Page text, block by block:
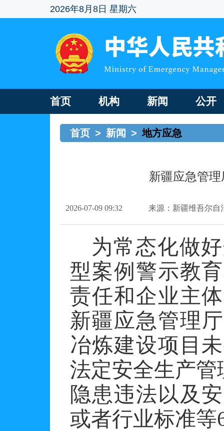
2026年8月8日 星期六
首页 机构 新闻 公开
首页 > 新闻 > 地方应急
新疆应急管
2026-07-09 09:32 来源：新疆维吾尔自
为常态化做
型案例警示教
责任和企业主
新疆应急管理
冶炼建设项目
法定安全生产管
隐患违法以及
或者行业标准